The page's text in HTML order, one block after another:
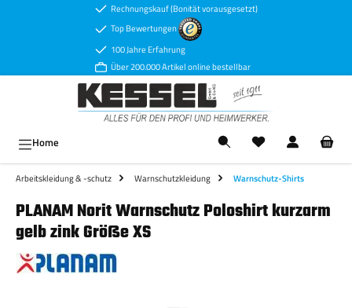
Zum Hauptinhalt springenRechnungskauf (Bonität vorausgesetzt)
Top Bewertungen
100 Jahre Erfahrung
Über 200.000 Artikel online bestellbar
Home
Arbeitskleidung & -schutz Warnschutzkleidung Warnschutz-Shirts
PLANAM Norit Warnschutz Poloshirt kurzarm
gelb zink Größe XS